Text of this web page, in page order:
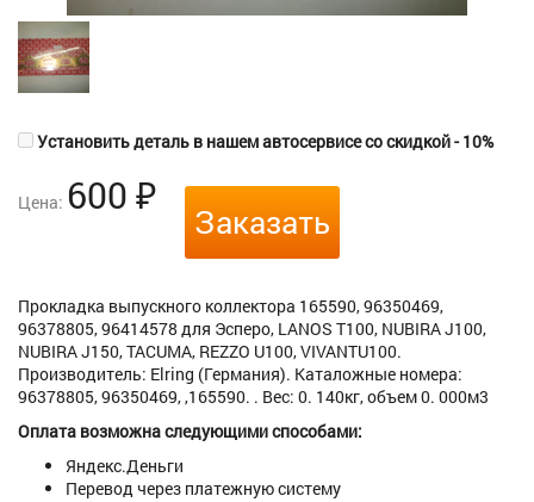
Установить деталь в нашем автосервисе со скидкой - 10%
Цена: 600 ₽
Заказать
Прокладка выпускного коллектора 165590, 96350469,
96378805, 96414578 для Эсперо, LANOS T100, NUBIRA J100,
NUBIRA J150, TACUMA, REZZO U100, VIVANTU100.
Производитель: Elring (Германия). Каталожные номера:
96378805, 96350469, ,165590. . Вес: 0. 140кг, объем 0. 000м3
Оплата возможна следующими способами:
Яндекс.Деньги
Перевод через платежную систему